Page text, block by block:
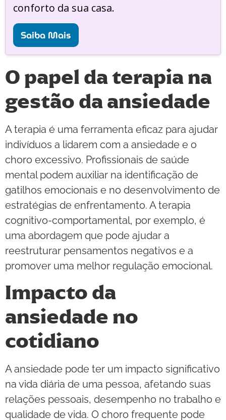
conforto da sua casa.
Saiba Mais
O papel da terapia na
gestão da ansiedade
A terapia é uma ferramenta eficaz para ajudar
indivíduos a lidarem com a ansiedade e o
choro excessivo. Profissionais de saúde
mental podem auxiliar na identificação de
gatilhos emocionais e no desenvolvimento de
estratégias de enfrentamento. A terapia
cognitivo-comportamental, por exemplo, é
uma abordagem que pode ajudar a
reestruturar pensamentos negativos e a
promover uma melhor regulação emocional.
Impacto da
ansiedade no
cotidiano
A ansiedade pode ter um impacto significativo
na vida diária de uma pessoa, afetando suas
relações pessoais, desempenho no trabalho e
qualidade de vida. O choro frequente pode